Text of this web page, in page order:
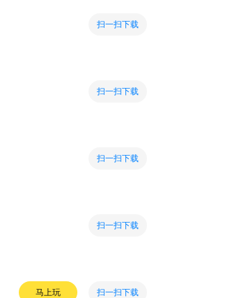
扫一扫下载
扫一扫下载
扫一扫下载
扫一扫下载
马上玩 扫一扫下载